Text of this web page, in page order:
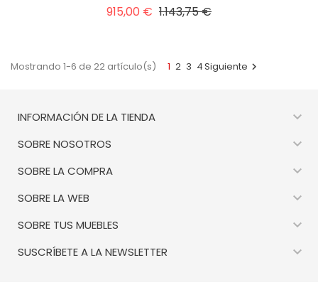
915,00 € Precio
1.143,75 €Precio
Mostrando 1-6 de 22 artículo(s) 1 2 3 4Siguiente 
INFORMACIÓN DE LA TIENDA 
SOBRE NOSOTROS 
SOBRE LA COMPRA 
SOBRE LA WEB 
SOBRE TUS MUEBLES 
SUSCRÍBETE A LA NEWSLETTER 